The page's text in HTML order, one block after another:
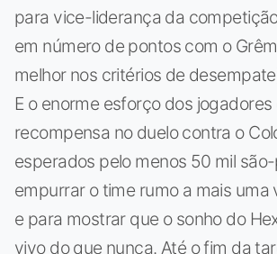
para vice-liderança da
em número de pontos com o
melhor nos critérios de
E o enorme esforço dos
recompensa no duelo contra o
esperados pelo menos 50 mil
empurrar o time rumo a mais uma
e para mostrar que o sonho do
vivo do que nunca. Até o fim da